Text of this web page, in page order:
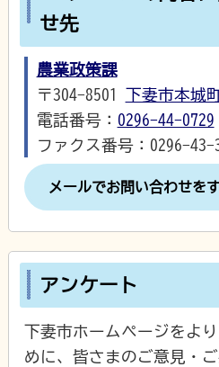
せ先
農業政策課
〒304-8501 下妻市本城
電話番号： 0296-44-0729
ファクス番号：0296-43-
メールでお問い合わせを
アンケート
下妻市ホームページをよ
めに、皆さまのご意見・